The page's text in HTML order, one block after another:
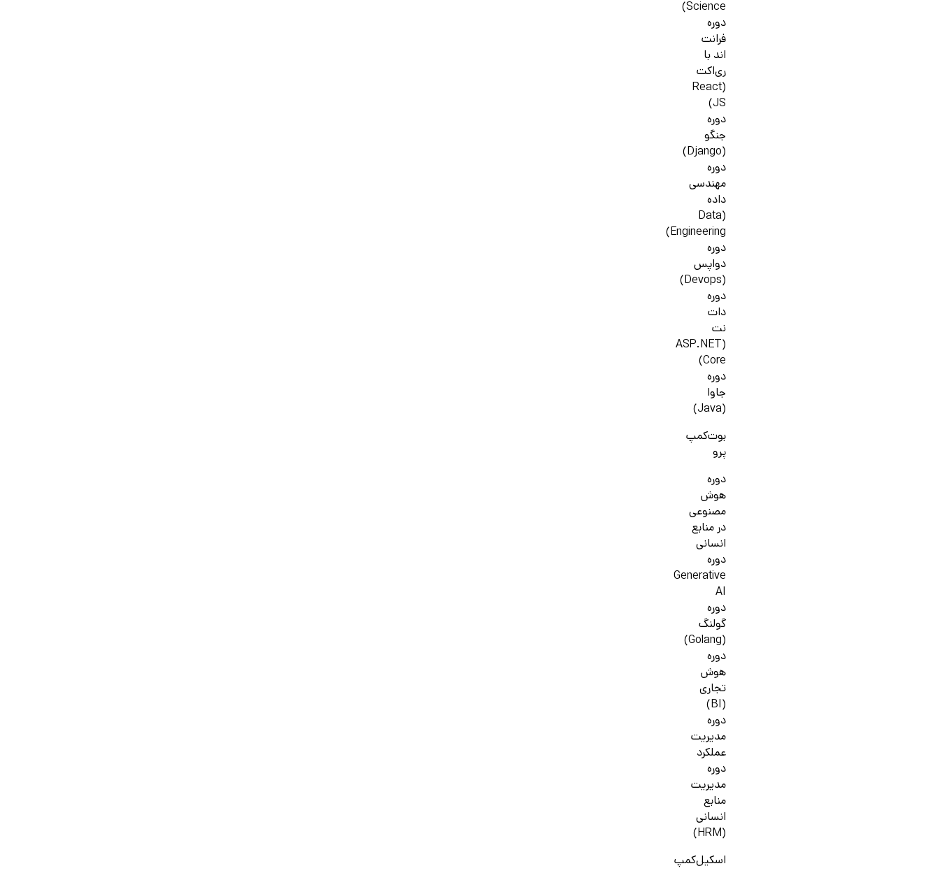
Science)
دوره
فرانت
اند با
ری‌اکت
(React
JS)
دوره
جنگو
(Django)
دوره
مهندسی
داده
(Data
Engineering)
دوره
دواپس
(Devops)
دوره
دات
نت
(ASP.NET
Core)
دوره
جاوا
(Java)
بوت‌کمپ
پرو
دوره
هوش
مصنوعی
در منابع
انسانی
دوره
Generative
AI
دوره
گولنگ
(Golang)
دوره
هوش
تجاری
(BI)
دوره
مدیریت
عملکرد
دوره
مدیریت
منابع
انسانی
(HRM)
اسکیل‌کمپ